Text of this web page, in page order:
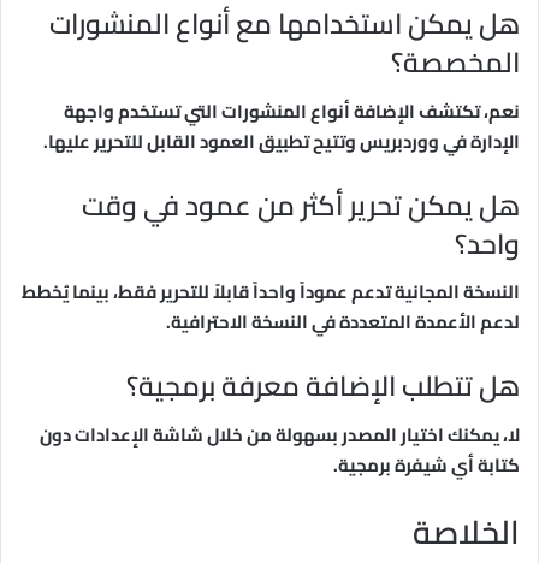
هل يمكن استخدامها مع أنواع المنشورات
المخصصة؟
نعم، تكتشف الإضافة أنواع المنشورات التي تستخدم واجهة
الإدارة في ووردبريس وتتيح تطبيق العمود القابل للتحرير عليها.
هل يمكن تحرير أكثر من عمود في وقت
واحد؟
النسخة المجانية تدعم عموداً واحداً قابلاً للتحرير فقط، بينما يُخطط
لدعم الأعمدة المتعددة في النسخة الاحترافية.
هل تتطلب الإضافة معرفة برمجية؟
لا، يمكنك اختيار المصدر بسهولة من خلال شاشة الإعدادات دون
كتابة أي شيفرة برمجية.
الخلاصة